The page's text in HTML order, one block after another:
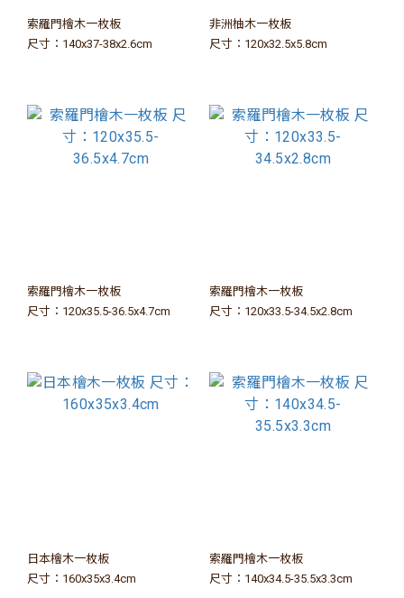
索羅門檜木一枚板
尺寸：140x37-38x2.6cm
非洲柚木一枚板
尺寸：120x32.5x5.8cm
索羅門檜木一枚板
尺寸：120x35.5-36.5x4.7cm
索羅門檜木一枚板
尺寸：120x33.5-34.5x2.8cm
日本檜木一枚板
尺寸：160x35x3.4cm
索羅門檜木一枚板
尺寸：140x34.5-35.5x3.3cm